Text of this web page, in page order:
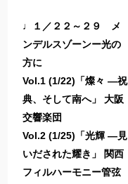
♩１／２２～２９ メ
ンデルスゾーンー光の
方に
Vol.1 (1/22)「燦々 —祝
典、そして南へ」 大阪
交響楽団
Vol.2 (1/25)「光輝 —見
いだされた耀き」 関西
フィルハーモニー管弦